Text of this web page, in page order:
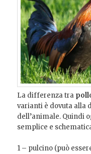
La differenza tra
varianti è dovuta alla
dell’animale. Quindi
semplice e
1 – pulcino (può